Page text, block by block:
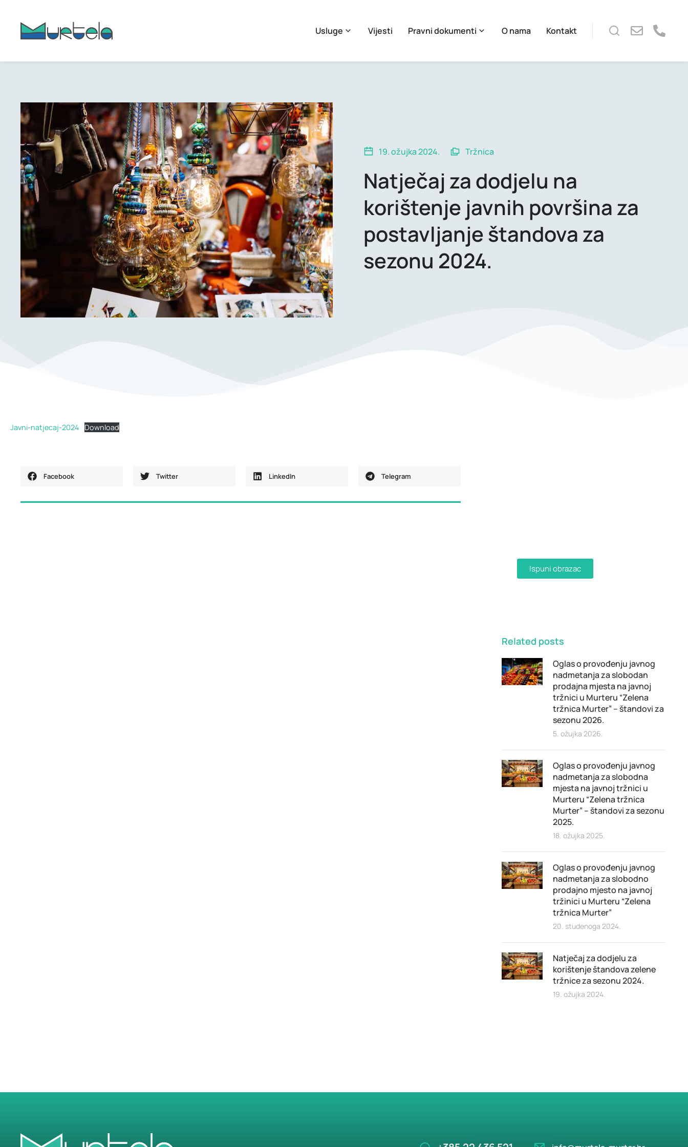
Usluge Vijesti Pravni dokumenti O nama Kontakt
19. ožujka 2024. Tržnica
Natječaj za dodjelu na
korištenje javnih površina za
postavljanje štandova za
sezonu 2024.
Javni-natjecaj-2024 Download
Facebook Twitter LinkedIn Telegram
Ispuni obrazac
Related posts
Oglas o provođenju javnog
nadmetanja za slobodan
prodajna mjesta na javnoj
tržnici u Murteru “Zelena
tržnica Murter” – štandovi za
sezonu 2026.
5. ožujka 2026.
Oglas o provođenju javnog
nadmetanja za slobodna
mjesta na javnoj tržnici u
Murteru “Zelena tržnica
Murter” – štandovi za sezonu
2025.
18. ožujka 2025.
Oglas o provođenju javnog
nadmetanja za slobodno
prodajno mjesto na javnoj
tržinici u Murteru “Zelena
tržnica Murter”
20. studenoga 2024.
Natječaj za dodjelu za
korištenje štandova zelene
tržnice za sezonu 2024.
19. ožujka 2024.